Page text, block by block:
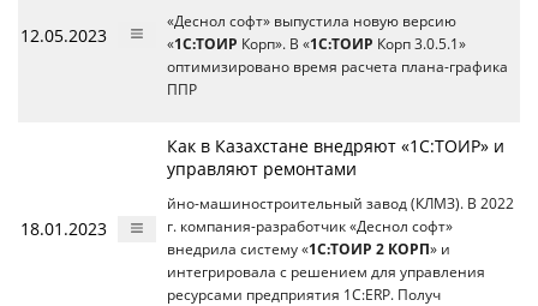
12.05.2023
«Деснол софт» выпустила новую версию
«1С:ТОИР Корп». В «1С:ТОИР Корп 3.0.5.1»
оптимизировано время расчета плана-графика
ППР
18.01.2023
Как в Казахстане внедряют «1С:ТОИР» и
управляют ремонтами
йно-машиностроительный завод (КЛМЗ). В 2022
г. компания-разработчик «Деснол софт»
внедрила систему «1С:ТОИР 2 КОРП» и
интегрировала с решением для управления
ресурсами предприятия 1С:ERP. Получ